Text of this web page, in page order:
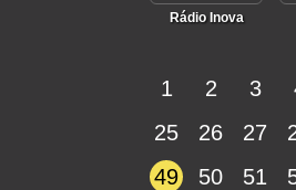
Rádio Inova
1 2 3
25
26 27
49
50 51